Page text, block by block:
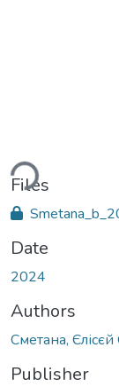
Files
Date
2024
Authors
Сметана,
Publisher